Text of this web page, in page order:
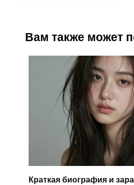
Вам также может
Краткая биография и